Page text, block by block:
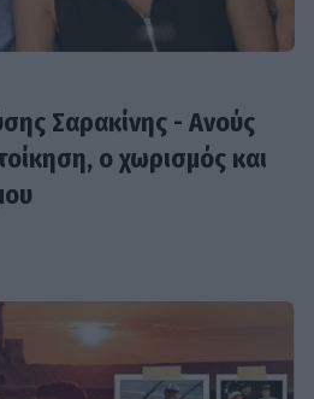
Σαρακίνης - Ανούς
ο χωρισμός και